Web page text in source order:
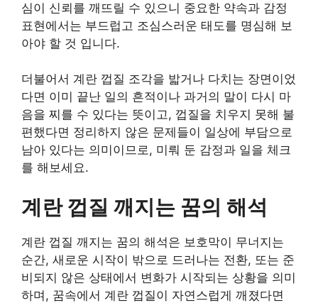
심이 신뢰를 깨뜨릴 수 있으니 중요한 약속과 감정
표현에서는 부드럽고 조심스러운 태도를 명심해 보
아야 할 것 입니다.
더불어서 계란 껍질 조각을 밟거나 다치는 장면이었
다면 이미 끝난 일의 흔적이나 과거의 말이 다시 마
음을 찌를 수 있다는 뜻이고, 껍질을 치우지 못해 불
편했다면 정리하지 않은 문제들이 일상에 부담으로
남아 있다는 의미이므로, 미뤄 둔 감정과 일을 체크
를 해보세요.
계란 껍질 깨지는 꿈의 해석
계란 껍질 깨지는 꿈의 해석은 보호막이 무너지는
순간, 새로운 시작이 밖으로 드러나는 전환, 또는 준
비되지 않은 상태에서 변화가 시작되는 상황을 의미
하며, 꿈속에서 계란 껍질이 자연스럽게 깨졌다면